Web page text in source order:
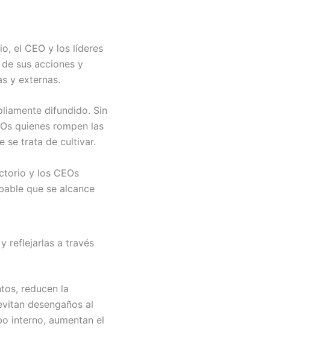
el CEO y los líderes
sus acciones y
y externas.
difundido. Sin
quienes rompen las
se trata de cultivar.
y los CEOs
que se alcance
reflejarlas a través
reducen la
desengaños al
interno, aumentan el